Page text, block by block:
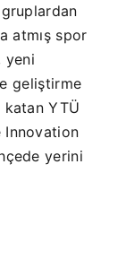
atmış spor
yeni
geliştirme
katan YTÜ
Innovation
yerini